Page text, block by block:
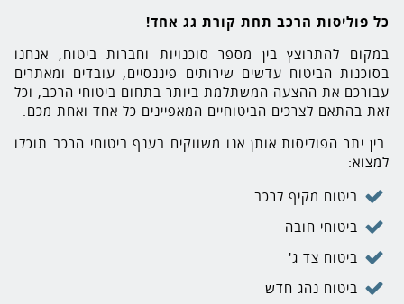
כל פוליסות הרכב תחת קורת גג אחד!
במקום להתרוצץ בין מספר סוכנויות וחברות ביטוח, אנחנו
בסוכנות הביטוח עדשים שירותים פיננסיים, עובדים ומאתרים
עבורכם את ההצעה המשתלמת ביותר בתחום ביטוחי הרכב, וכל
זאת בהתאם לצרכים הביטוחיים המאפיינים כל אחד ואחת מכם.
בין יתר הפוליסות אותן אנו משווקים בענף ביטוחי הרכב תוכלו
למצוא:
ביטוח מקיף לרכב
ביטוחי חובה
ביטוח צד ג'
ביטוח נהג חדש